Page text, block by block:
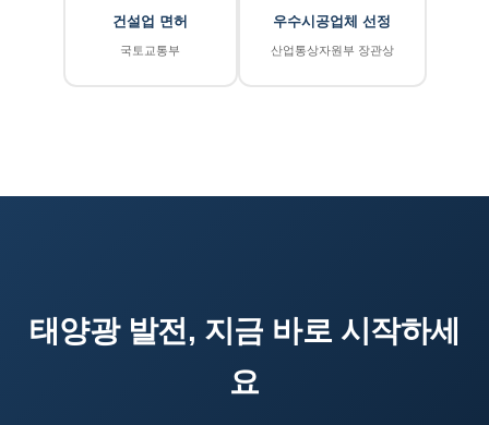
건설업 면허
국토교통부
우수시공업체 선정
산업통상자원부 장관상
태양광 발전, 지금 바로 시작하세
요